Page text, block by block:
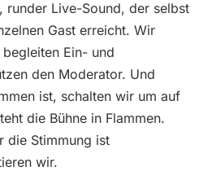
runder Live-Sound, der selbst
Gast erreicht. Wir
Ein- und
den Moderator. Und
ist, schalten wir um auf
die Bühne in Flammen.
die Stimmung ist
wir.